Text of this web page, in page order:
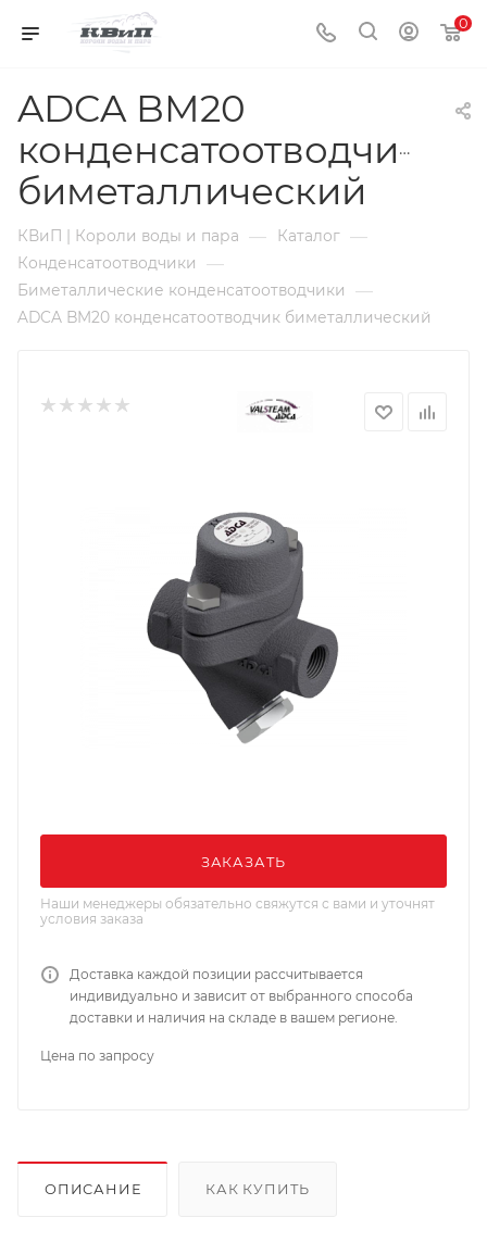
0
ADCA BM20
конденсатоотводчик
биметаллический
КВиП | Короли воды и пара — Каталог —
Конденсатоотводчики —
Биметаллические конденсатоотводчики —
ADCA BM20 конденсатоотводчик биметаллический
ЗАКАЗАТЬ
Наши менеджеры обязательно свяжутся с вами и уточнят
условия заказа
Доставка каждой позиции рассчитывается
индивидуально и зависит от выбранного способа
доставки и наличия на складе в вашем регионе.
Цена по запросу
ОПИСАНИЕ КАК КУПИТЬ